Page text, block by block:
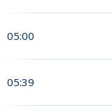
05:00
05:39